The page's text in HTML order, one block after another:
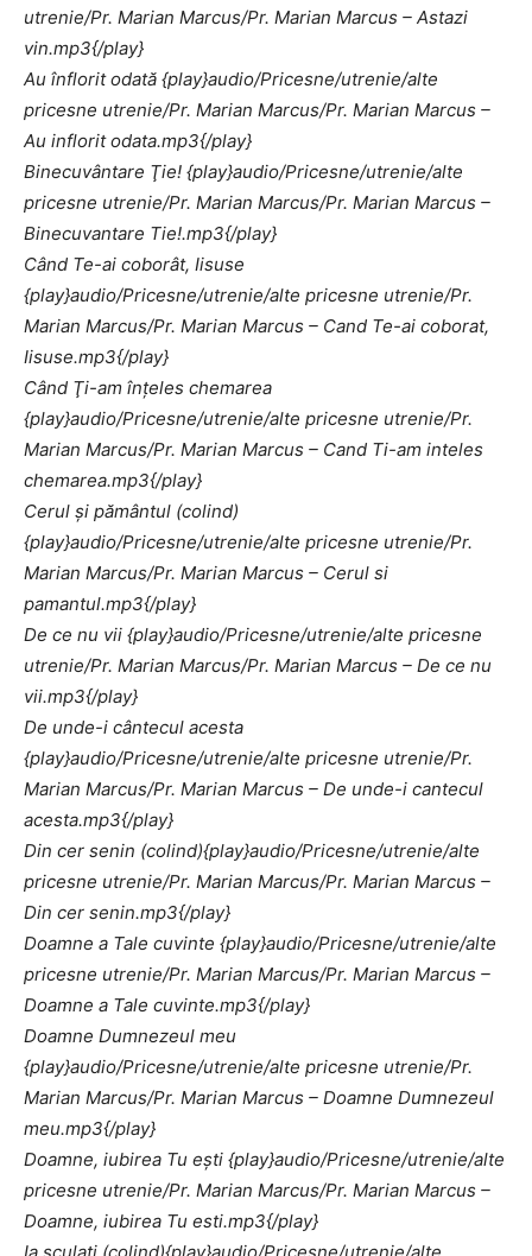
utrenie/Pr. Marian Marcus/Pr. Marian Marcus – Astazi
vin.mp3{/play}
Au înflorit odată {play}audio/Pricesne/utrenie/alte
pricesne utrenie/Pr. Marian Marcus/Pr. Marian Marcus –
Au inflorit odata.mp3{/play}
Binecuvântare Ţie! {play}audio/Pricesne/utrenie/alte
pricesne utrenie/Pr. Marian Marcus/Pr. Marian Marcus –
Binecuvantare Tie!.mp3{/play}
Când Te-ai coborât, Iisuse
{play}audio/Pricesne/utrenie/alte pricesne utrenie/Pr.
Marian Marcus/Pr. Marian Marcus – Cand Te-ai coborat,
Iisuse.mp3{/play}
Când Ţi-am înţeles chemarea
{play}audio/Pricesne/utrenie/alte pricesne utrenie/Pr.
Marian Marcus/Pr. Marian Marcus – Cand Ti-am inteles
chemarea.mp3{/play}
Cerul şi pământul (colind)
{play}audio/Pricesne/utrenie/alte pricesne utrenie/Pr.
Marian Marcus/Pr. Marian Marcus – Cerul si
pamantul.mp3{/play}
De ce nu vii {play}audio/Pricesne/utrenie/alte pricesne
utrenie/Pr. Marian Marcus/Pr. Marian Marcus – De ce nu
vii.mp3{/play}
De unde-i cântecul acesta
{play}audio/Pricesne/utrenie/alte pricesne utrenie/Pr.
Marian Marcus/Pr. Marian Marcus – De unde-i cantecul
acesta.mp3{/play}
Din cer senin (colind){play}audio/Pricesne/utrenie/alte
pricesne utrenie/Pr. Marian Marcus/Pr. Marian Marcus –
Din cer senin.mp3{/play}
Doamne a Tale cuvinte {play}audio/Pricesne/utrenie/alte
pricesne utrenie/Pr. Marian Marcus/Pr. Marian Marcus –
Doamne a Tale cuvinte.mp3{/play}
Doamne Dumnezeul meu
{play}audio/Pricesne/utrenie/alte pricesne utrenie/Pr.
Marian Marcus/Pr. Marian Marcus – Doamne Dumnezeul
meu.mp3{/play}
Doamne, iubirea Tu eşti {play}audio/Pricesne/utrenie/alte
pricesne utrenie/Pr. Marian Marcus/Pr. Marian Marcus –
Doamne, iubirea Tu esti.mp3{/play}